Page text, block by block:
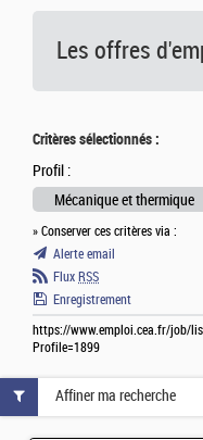
Les offres
Critères sélectionnés :
Profil :
Mécanique et thermique
» Conserver ces critères via :
Alerte email
Flux RSS
Enregistrement
https://www.emploi.cea.fr/job/
Profile=1899
Affiner ma recherche